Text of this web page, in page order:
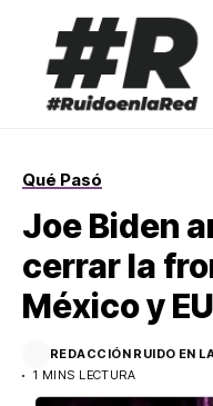
Qué Pasó
Joe Biden
cerrar la
México y EU
REDACCIÓN RUIDO EN
1 MINS LECTURA